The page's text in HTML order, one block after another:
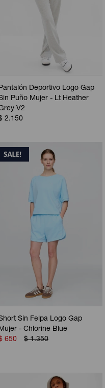
Deportivo Logo Gap
Puño Mujer - Lt Heather
V2
2.150
Sin Felpa Logo Gap
- Chlorine Blue
650 $ 1.350